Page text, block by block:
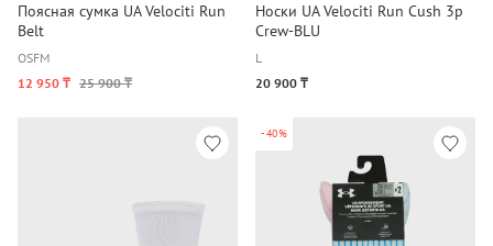
Поясная сумка UA Velociti Run
Belt
OSFM
12 950 ₸ 25 900 ₸
Носки UA Velociti Run Cush 3p
Crew-BLU
L
20 900 ₸
-40%